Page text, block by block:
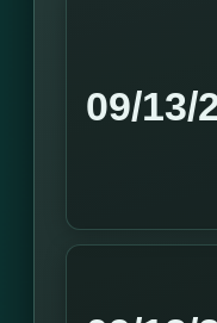
09/13/